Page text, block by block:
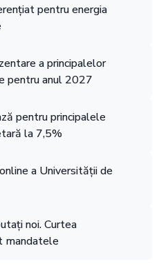
pentru energia
a principalelor
pentru anul 2027
pentru principalele
la 7,5%
a Universității de
noi. Curtea
mandatele